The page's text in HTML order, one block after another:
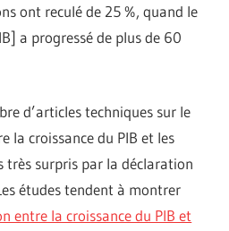
ont reculé de 25 %, quand le
a progressé de plus de 60
d’articles techniques sur le
la croissance du PIB et les
très surpris par la déclaration
études tendent à montrer
entre la croissance du PIB et